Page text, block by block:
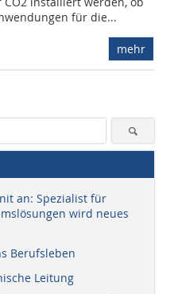
für die...
mehr
an: Spezialist für
wird neues
Berufsleben
Leitung